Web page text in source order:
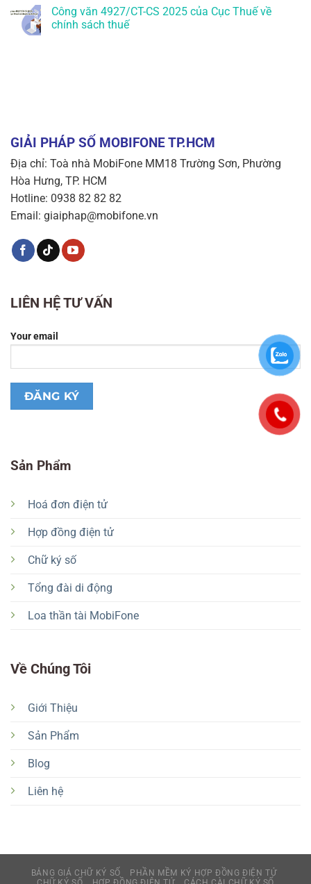
Công văn 4927/CT-CS 2025 của Cục Thuế về
chính sách thuế
GIẢI PHÁP SỐ MOBIFONE TP.HCM
Địa chỉ: Toà nhà MobiFone MM18 Trường Sơn, Phường
Hòa Hưng, TP. HCM
Hotline: 0938 82 82 82
Email: giaiphap@mobifone.vn
Sản Phẩm
Hoá đơn điện tử
Hợp đồng điện tử
Chữ ký số
Tổng đài di động
Loa thần tài MobiFone
Về Chúng Tôi
Giới Thiệu
Sản Phẩm
Blog
Liên hệ
LIÊN HỆ TƯ VẤN
Your email
BẢNG GIÁ CHỮ KÝ SỐ
PHẦN MỀM KÝ HỢP ĐỒNG ĐIỆN TỬ